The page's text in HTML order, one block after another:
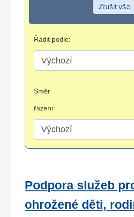
Zrušit vše
Řadit podle:
Směr
řazení:
Podpora služeb
ohrožené děti,